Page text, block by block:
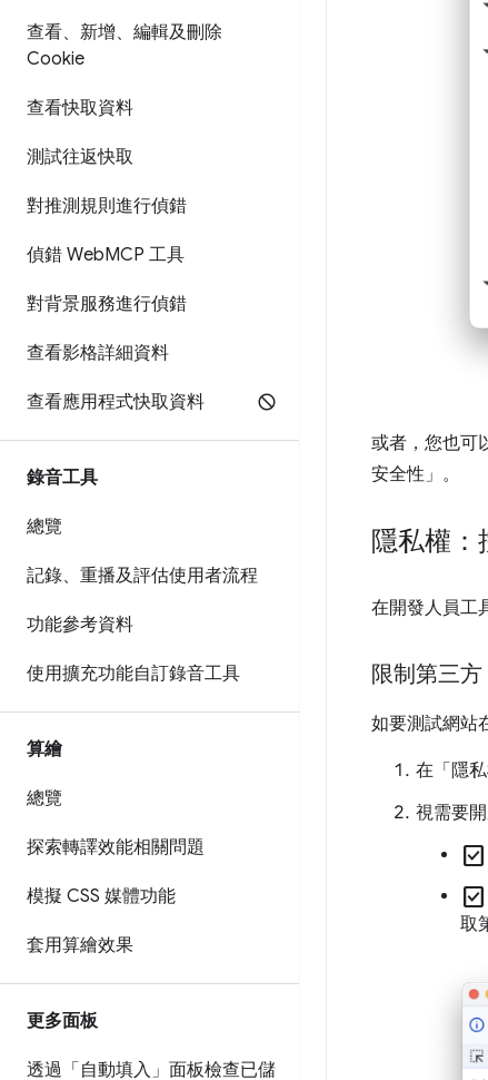
查看、新增、編輯及刪除
Cookie
查看快取資料
測試往返快取
對推測規則進行偵錯
偵錯 WebMCP 工具
對背景服務進行偵錯
查看影格詳細資料
查看應用程式快取資料
錄音工具
總覽
記錄、重播及評估使用者流程
功能參考資料
使用擴充功能自訂錄音工具
算繪
總覽
探索轉譯效能相關問題
模擬 CSS 媒體功能
套用算繪效果
更多面板
透過「自動填入」面板檢查已儲
或者，您也可
安全性」 。
隱私權：
在開發人員工
限制第三
如要測試網站
在「隱私
視需要
check_box
check_box
取